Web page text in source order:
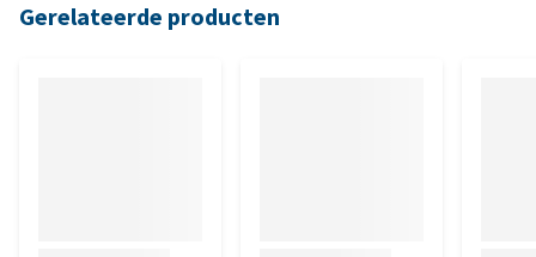
Gerelateerde producten